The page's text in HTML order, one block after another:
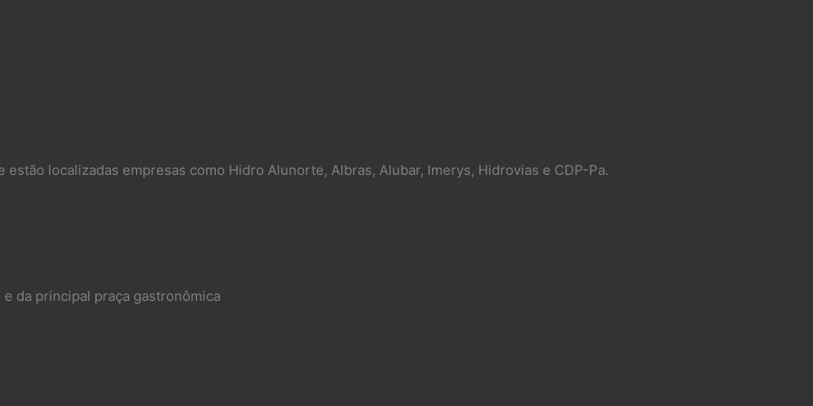
localizadas empresas como Hidro Alunorte, Albras, Alubar, Imerys, Hidrovias e CDP-Pa.​
da principal praça gastronômica